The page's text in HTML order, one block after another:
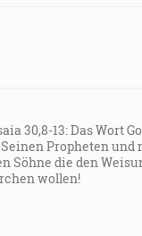
30,8-13: Das Wort
Propheten und
Söhne die den
wollen!